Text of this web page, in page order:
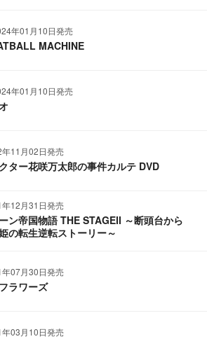
年01月10日発売
MACHINE
年01月10日発売
11月02日発売
ター花咲万太郎の事件カルテ DVD
12月31日発売
ン帝国物語 THE STAGEⅡ ～断頭台から
の転生逆転ストーリー～
07月30日発売
ラワーズ
03月10日発売